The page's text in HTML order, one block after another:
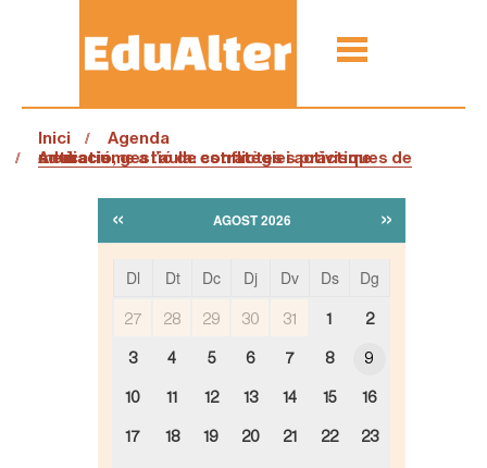
Inici
Agenda
Antiracisme a l’aula: estratègies pràctiques de mediació, gestió de conflictes i activisme educatiu
« AGOST 2026 »
Dl Dt Dc Dj Dv Ds Dg
27 28 29 30 31 1 2
3 4 5 6 7 8 9
10 11 12 13 14 15 16
17 18 19 20 21 22 23